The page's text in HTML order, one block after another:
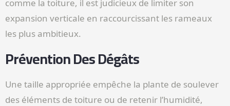
comme la toiture, il est judicieux de limiter son
expansion verticale en raccourcissant les rameaux
les plus ambitieux.
Prévention Des Dégâts
Une taille appropriée empêche la plante de soulever
des éléments de toiture ou de retenir l’humidité,